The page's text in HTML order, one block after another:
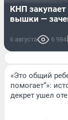
КНП
вышки —
6 августа 6 984
«Это общий
помогает“»:
декрет ушел